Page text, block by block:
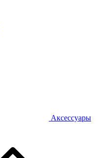
Аксессуары